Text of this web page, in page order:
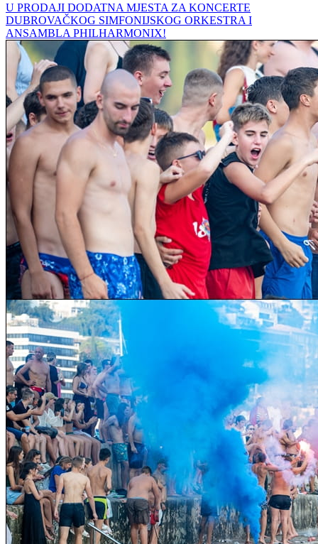
U PRODAJI DODATNA MJESTA ZA KONCERTE
DUBROVAČKOG SIMFONIJSKOG ORKESTRA I
ANSAMBLA PHILHARMONIX!